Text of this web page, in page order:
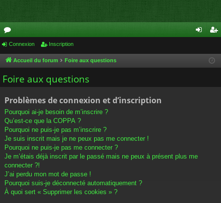
or
u
m
cri
Connexion Inscription
Accueil du forum Foire aux questions
Foire aux questions
Problèmes de connexion et d’inscription
Pourquoi ai-je besoin de m’inscrire ?
Qu’est-ce que la COPPA ?
Pourquoi ne puis-je pas m’inscrire ?
Je suis inscrit mais je ne peux pas me connecter !
Pourquoi ne puis-je pas me connecter ?
Je m’étais déjà inscrit par le passé mais ne peux à présent plus me
connecter ?!
J’ai perdu mon mot de passe !
Pourquoi suis-je déconnecté automatiquement ?
À quoi sert « Supprimer les cookies » ?